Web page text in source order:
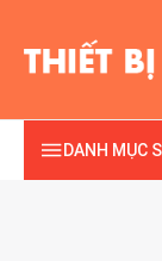
DANH MỤC